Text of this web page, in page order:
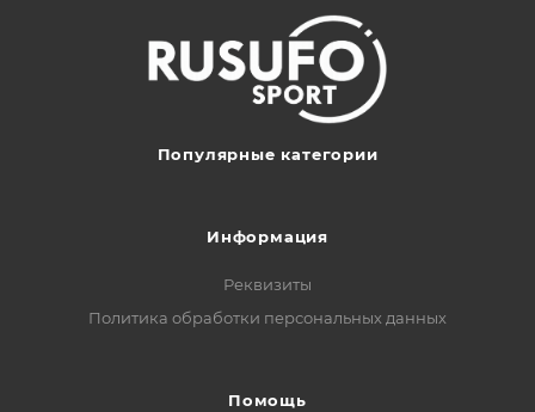
Популярные категории
Информация
Реквизиты
Политика обработки персональных данных
Помощь